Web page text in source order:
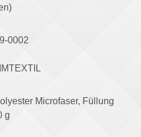
0002
Microfaser, Füllung
g